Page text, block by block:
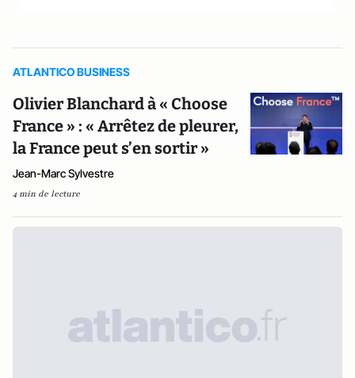
ATLANTICO BUSINESS
Olivier Blanchard à « Choose
France » : « Arrêtez de pleurer,
la France peut s’en sortir »
Jean-Marc Sylvestre
4 min de lecture